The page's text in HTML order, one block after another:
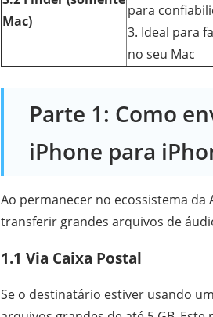
Mac)
para
3. Ideal para
no seu Mac
Parte 1: Como
iPhone para
Ao permanecer no ecossistema da
transferir grandes arquivos de
1.1 Via Caixa Postal
Se o destinatário estiver usando